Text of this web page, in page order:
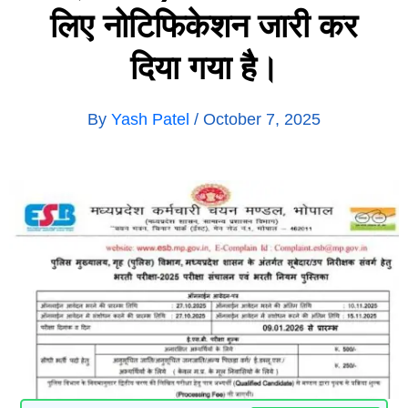
लिए नोटिफिकेशन जारी कर
दिया गया है।
By Yash Patel / October 7, 2025